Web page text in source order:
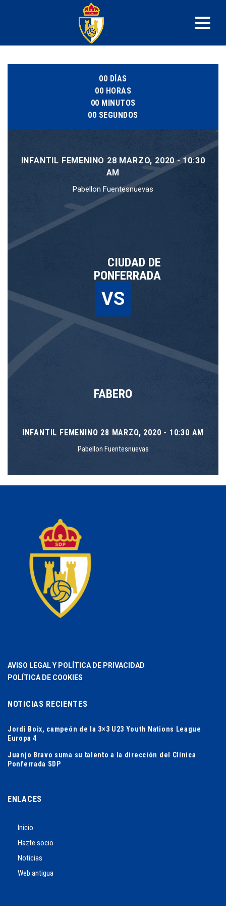
00 DÍAS
00 HORAS
00 MINUTOS
00 SEGUNDOS
INFANTIL FEMENINO 28 MARZO, 2020 - 10:30
AM
Pabellon Fuentesnuevas
CIUDAD DE
PONFERRADA
VS
FABERO
INFANTIL FEMENINO 28 MARZO, 2020 - 10:30 AM
Pabellon Fuentesnuevas
AVISO LEGAL Y POLÍTICA DE PRIVACIDAD
POLÍTICA DE COOKIES
NOTICIAS RECIENTES
Jordi Boix, campeón de la 3×3 U23 Youth Nations League
Europa 4
Juanjo Bravo suma su talento a la dirección del Clínica
Ponferrada SDP
ENLACES
Inicio
Hazte socio
Noticias
Web antigua